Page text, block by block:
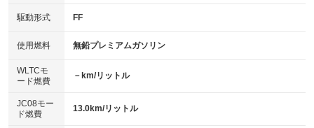
USB入力端子
：装備あり
100V電源
：装備なし
センターデフロック
：装備なし
電動格納ミラー
：装備あり
HID(キセノンライト)
バックカメラ
エアロ
：装備なし
ローダウン
：装備なし
駆動形式 FF
使用燃料 無鉛プレミアムガソリン
WLTCモ
ード燃費
－km/リットル
JC08モー
ド燃費
13.0km/リットル